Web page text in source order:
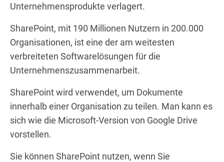
Unternehmensprodukte verlagert.
SharePoint, mit 190 Millionen Nutzern in 200.000
Organisationen, ist eine der am weitesten
verbreiteten Softwarelösungen für die
Unternehmenszusammenarbeit.
SharePoint wird verwendet, um Dokumente
innerhalb einer Organisation zu teilen. Man kann es
sich wie die Microsoft-Version von Google Drive
vorstellen.
Sie können SharePoint nutzen, wenn Sie